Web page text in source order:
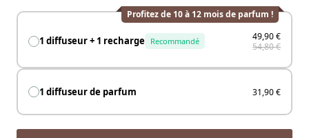
Profitez de 10 à 12 mois de parfum !
1 diffuseur + 1 recharge Recommandé
49,90 €
54,80 €
1 diffuseur de parfum 31,90 €